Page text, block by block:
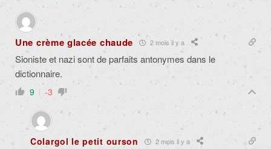
Une crème glacée chaude 2 mois il y a
Sioniste et nazi sont de parfaits antonymes dans le
dictionnaire.
9 -3
Colargol le petit ourson 2 mois il y a